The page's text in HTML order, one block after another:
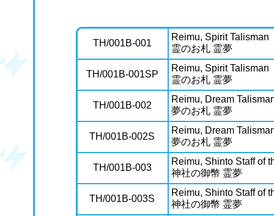
TH/001B-001
Reimu, Spirit Talisman
霊のお札 霊夢
TH/001B-001SP
Reimu, Spirit Talisman
霊のお札 霊夢
TH/001B-002
Reimu, Dream
夢のお札 霊夢
TH/001B-002S
Reimu, Dream
夢のお札 霊夢
TH/001B-003
Reimu, Shinto Staff of
神社の御幣 霊夢
TH/001B-003S
Reimu, Shinto Staff of
神社の御幣 霊夢